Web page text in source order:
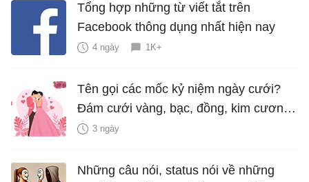
Tổng hợp những từ viết tắt trên
Facebook thông dụng nhất hiện nay
4 ngày 1K+
Tên gọi các mốc kỷ niệm ngày cưới?
Đám cưới vàng, bạc, đồng, kim cương
là bao nhiêu năm?
3 ngày
Những câu nói, status nói về những